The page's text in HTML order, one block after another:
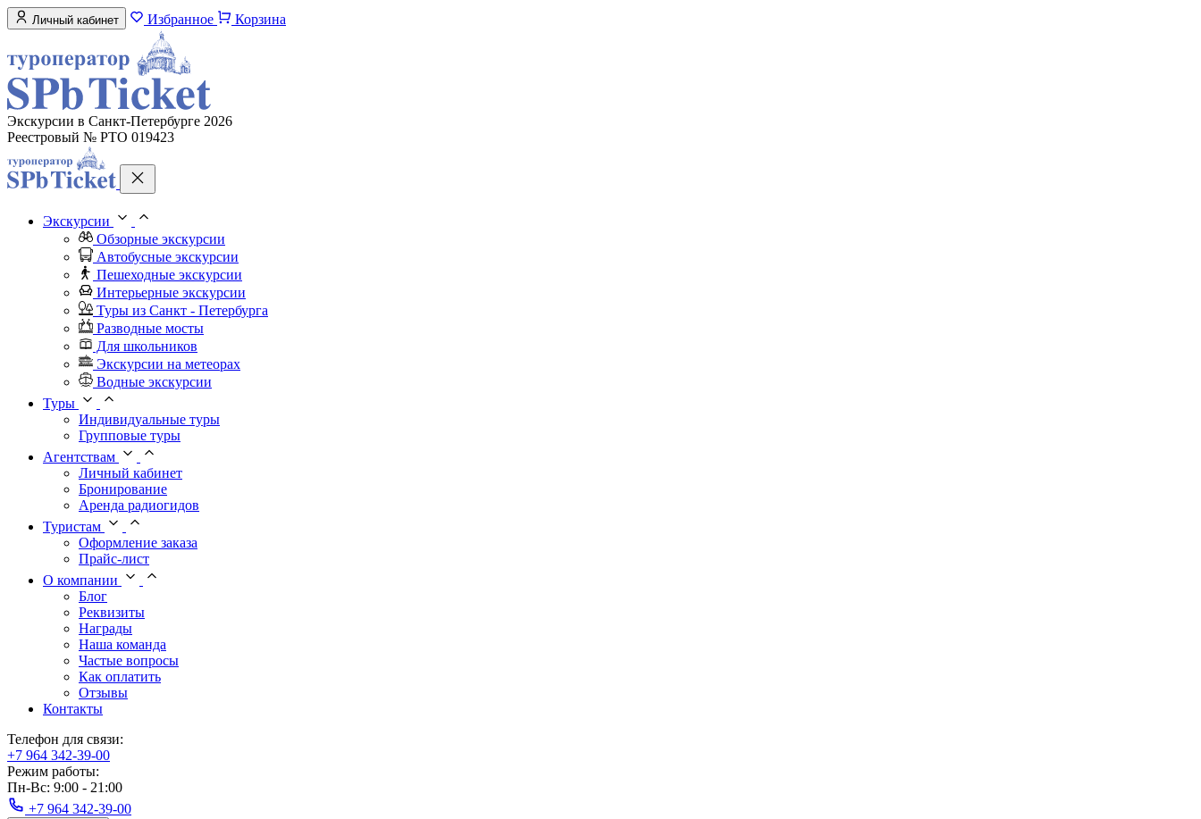
Личный кабинет Избранное Корзина
Экскурсии в Санкт-Петербурге 2026
Реестровый № РТО 019423
Экскурсии
Обзорные экскурсии
Автобусные экскурсии
Пешеходные экскурсии
Интерьерные экскурсии
Туры из Санкт - Петербурга
Разводные мосты
Для школьников
Экскурсии на метеорах
Водные экскурсии
Туры
Индивидуальные туры
Групповые туры
Агентствам
Личный кабинет
Бронирование
Аренда радиогидов
Туристам
Оформление заказа
Прайс-лист
О компании
Блог
Реквизиты
Награды
Наша команда
Частые вопросы
Как оплатить
Отзывы
Контакты
Телефон для связи:
+7 964 342-39-00
Режим работы:
Пн-Вс: 9:00 - 21:00
+7 964 342-39-00